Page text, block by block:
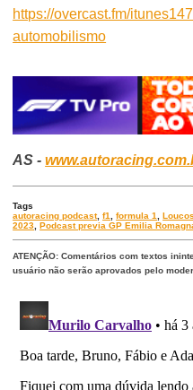
https://overcast.fm/
automobilismo
AS -
Tags
autoracing podcast,f1,formula 1,
2023,Podcast previa GP Emilia
ATENÇÃO: Comentários com textos
usuário não serão aprovados pelo